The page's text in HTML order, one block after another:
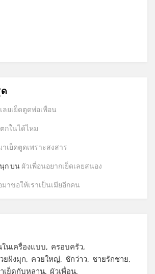
ลยเย็ดตูดพ่อเพื่อน
กในได้ไหม
าเย็ดตูดเพราะสงสาร
กบน ผัวเพื่อนอยากเย็ดเลยสนอง
มาขอให้เราเป็นเมียอีกคน
นเครื่องแบบ
ครอบครัว
ยฝังมุก ควยใหญ่ ชักว่าว
ชายรักชาย
เย็ดกับหลาน ผัวเพื่อน